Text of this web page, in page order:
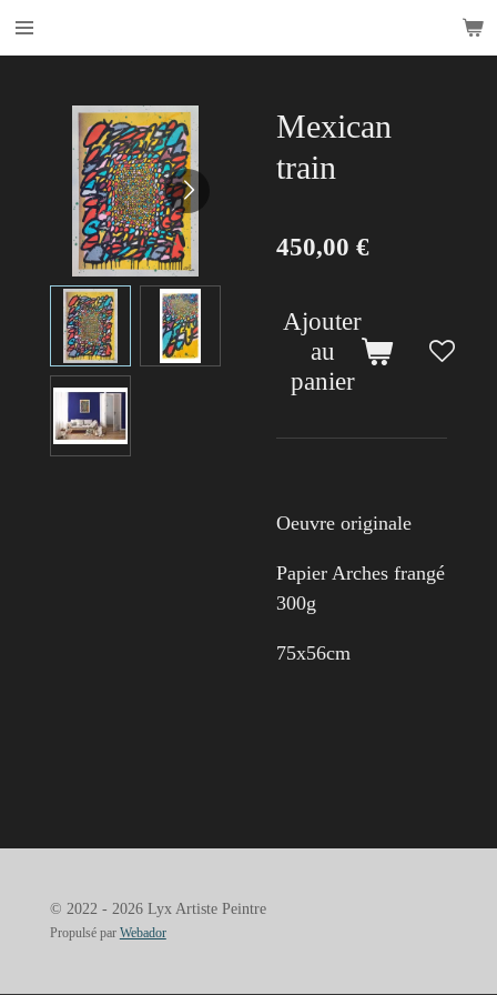
Passer
au
principal
Mexican
train
450,00 €
Ajouter
au
panier
Oeuvre originale
Papier Arches frangé
300g
75x56cm
© 2022 - 2026 Lyx Artiste Peintre
Propulsé par Webador